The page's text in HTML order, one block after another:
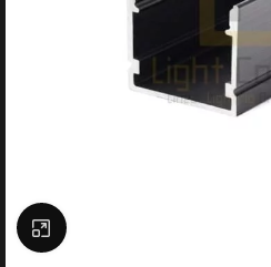
Click to enlarge